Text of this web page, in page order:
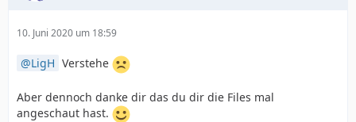
10. Juni 2020 um 18:59
LigH Verstehe
Aber dennoch danke dir das du dir die Files mal
angeschaut hast.